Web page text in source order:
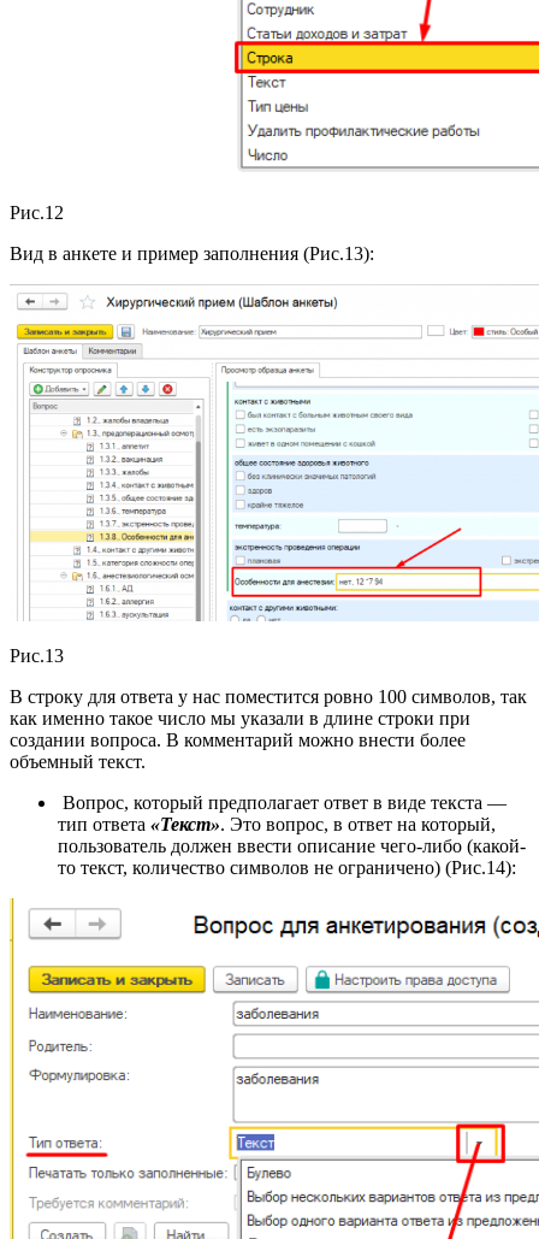
Рис.12
Вид в анкете и пример заполнения (Рис.13):
Рис.13
В строку для ответа у нас поместится ровно 100 символов, так
как именно такое число мы указали в длине строки при
создании вопроса. В комментарий можно внести более
объемный текст.
Вопрос, который предполагает ответ в виде текста —
тип ответа «Текст». Это вопрос, в ответ на который,
пользователь должен ввести описание чего-либо (какой-
то текст, количество символов не ограничено) (Рис.14):